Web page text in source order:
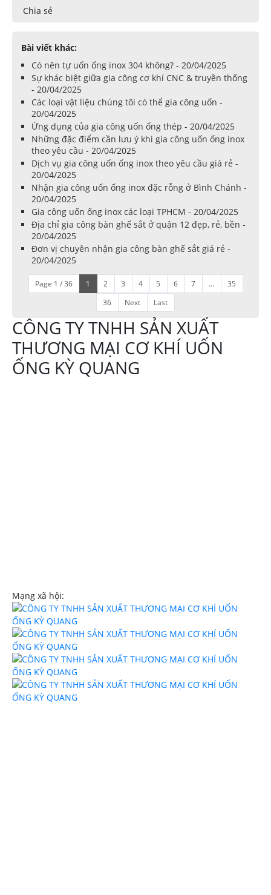
Chia sẻ
Bài viết khác:
Có nên tự uốn ống inox 304 không? - 20/04/2025
Sự khác biệt giữa gia công cơ khí CNC & truyền thống
- 20/04/2025
Các loại vật liệu chúng tôi có thể gia công uốn -
20/04/2025
Ứng dụng của gia công uốn ống thép - 20/04/2025
Những đặc điểm cần lưu ý khi gia công uốn ống inox
theo yêu cầu - 20/04/2025
Dịch vụ gia công uốn ống inox theo yêu cầu giá rẻ -
20/04/2025
Nhận gia công uốn ống inox đặc rỗng ở Bình Chánh -
20/04/2025
Gia công uốn ống inox các loại TPHCM - 20/04/2025
Địa chỉ gia công bàn ghế sắt ở quận 12 đẹp, rẻ, bền -
20/04/2025
Đơn vị chuyên nhận gia công bàn ghế sắt giá rẻ -
20/04/2025
Page 1 / 36 1 2 3 4 5 6 7 ...
35
36
Next Last
CÔNG TY TNHH SẢN XUẤT
THƯƠNG MẠI CƠ KHÍ UỐN
ỐNG KỲ QUANG
Mạng xã hội: